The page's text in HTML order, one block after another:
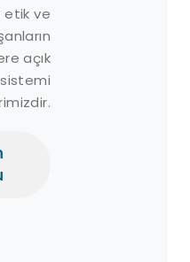
Yorumları
etik ve
açık